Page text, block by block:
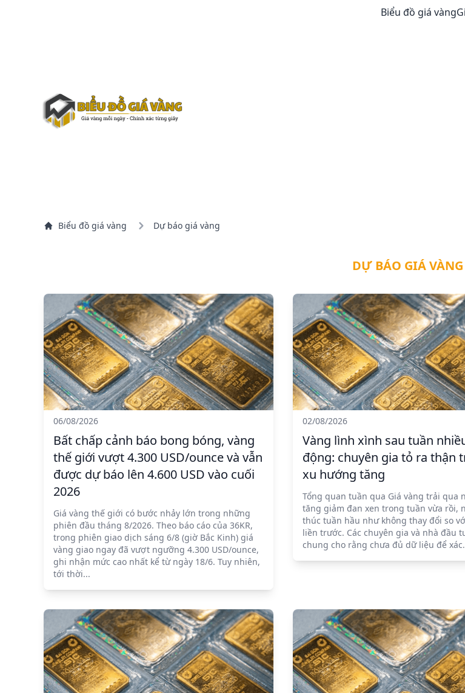
Biểu đồ giá vàng
Biểu đồ giá vàng Dự báo giá vàng
DỰ BÁO GIÁ VÀNG
06/08/2026
Bất chấp cảnh báo bong bóng, vàng
thế giới vượt 4.300 USD/ounce và vẫn
được dự báo lên 4.600 USD vào cuối
2026
Giá vàng thế giới có bước nhảy lớn trong những
phiên đầu tháng 8/2026. Theo báo cáo của 36KR,
trong phiên giao dịch sáng 6/8 (giờ Bắc Kinh) giá
vàng giao ngay đã vượt ngưỡng 4.300 USD/ounce,
ghi nhận mức cao nhất kể từ ngày 18/6. Tuy nhiên,
tới thời...
02/08/2026
Vàng lình xình sau tuần
động: chuyên gia tỏ ra thận
xu hướng tăng
Tổng quan tuần qua Giá vàng trải qua
tăng giảm đan xen trong tuần vừa rồi,
thúc tuần hầu như không thay đổi so
liền trước. Các chuyên gia và nhà đầu
chung cho rằng chưa đủ dữ liệu để